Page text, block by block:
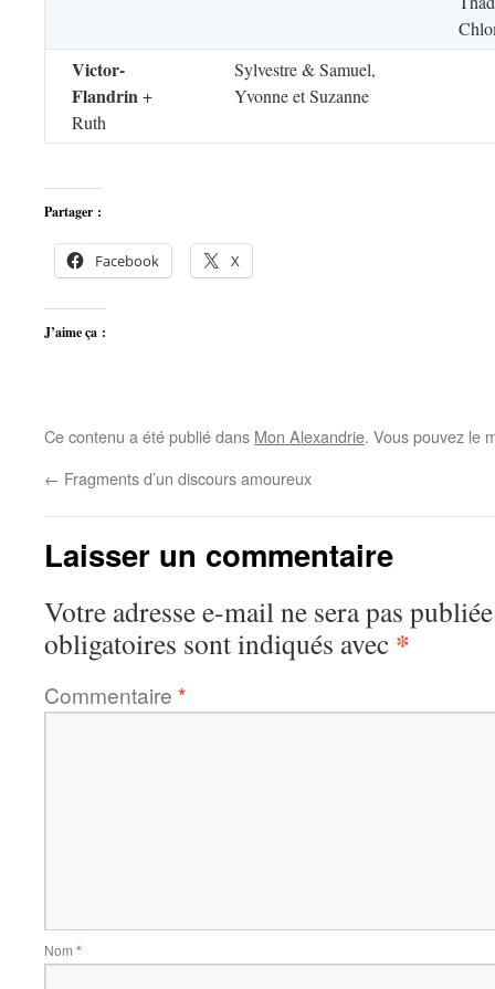
Victor-
Flandrin+
Ruth
Sylvestre & Samuel,
Yvonne et Suzanne
Partager :
Facebook X
J’aime ça :
Ce contenu a été publié dans Mon Alexandrie. Vous pouvez le
← Fragments d’un discours amoureux
Laisser un commentaire
Votre adresse e-mail ne sera pas
obligatoires sont indiqués avec *
Commentaire *
Nom *